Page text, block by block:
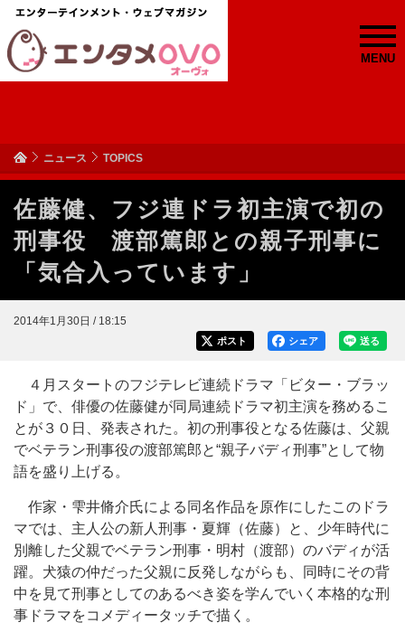
MENU
ニュース TOPICS
佐藤健、フジ連ドラ初主演で初の
刑事役 渡部篤郎との親子刑事に
「気合入っています」
2014年1月30日 / 18:15
送る
シェア
ポスト
４月スタートのフジテレビ連続ドラマ「ビター・ブラッ
ド」で、俳優の佐藤健が同局連続ドラマ初主演を務めるこ
とが３０日、発表された。初の刑事役となる佐藤は、父親
でベテラン刑事役の渡部篤郎と“親子バディ刑事”として物
語を盛り上げる。
作家・雫井脩介氏による同名作品を原作にしたこのドラ
マでは、主人公の新人刑事・夏輝（佐藤）と、少年時代に
別離した父親でベテラン刑事・明村（渡部）のバディが活
躍。犬猿の仲だった父親に反発しながらも、同時にその背
中を見て刑事としてのあるべき姿を学んでいく本格的な刑
事ドラマをコメディータッチで描く。